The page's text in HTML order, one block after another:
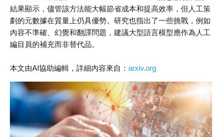
結果顯示，儘管該方法能大幅節省成本和提高效率，但人工策
劃的元數據在質量上仍具優勢。研究也指出了一些挑戰，例如
內容不準確、幻覺和翻譯問題，建議大型語言模型應作為人工
編目員的補充而非替代品。
本文由AI協助編輯，詳細內容來自： arxiv.org